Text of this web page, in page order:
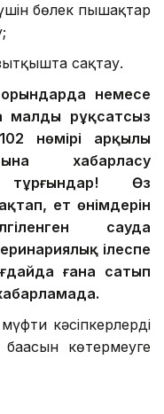
бөлек пышақтар
сақтау.
немесе
малды рұқсатсыз
нөмірі арқылы
хабарласу
Өз
ет өнімдерін
сауда
ілеспе
ғана сатып
кәсіпкерлерді
көтермеуге